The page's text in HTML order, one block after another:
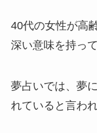
40代の女性が高
深い意味を持っ
夢占いでは、夢
れていると言わ